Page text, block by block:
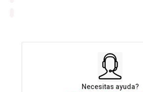
Necesitas ayuda?